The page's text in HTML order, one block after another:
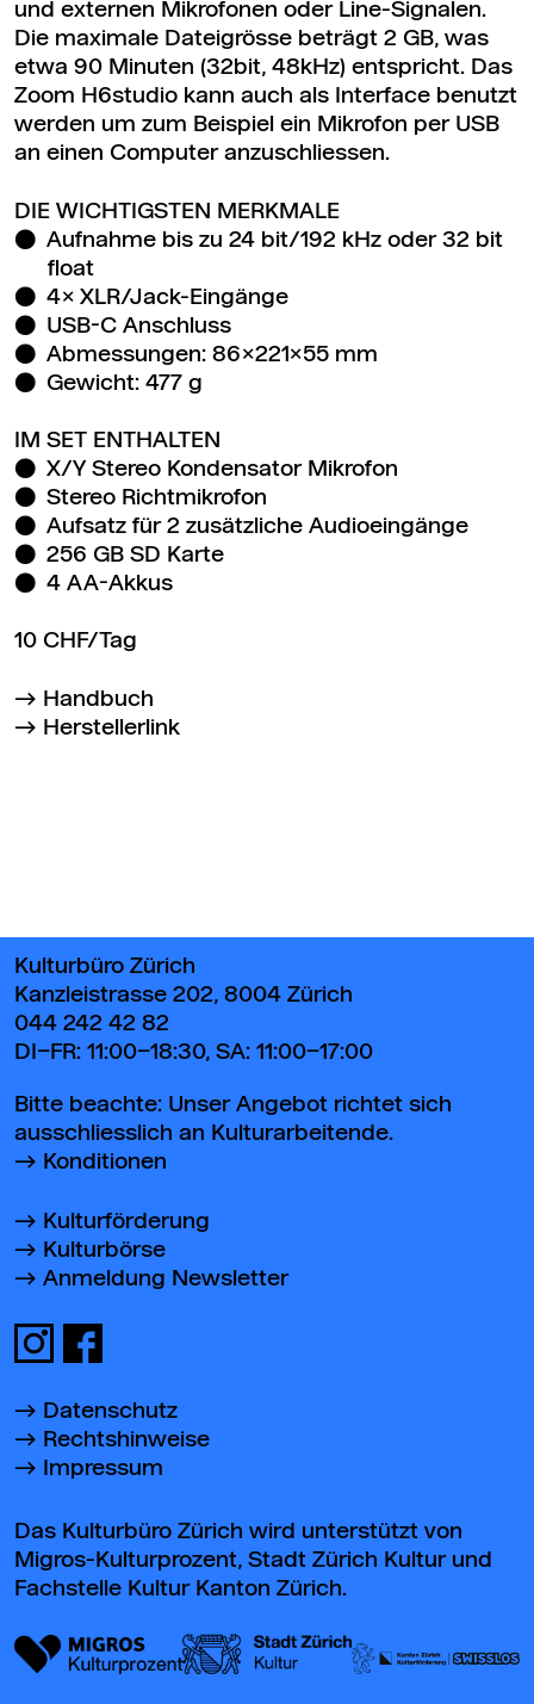
und externen Mikrofonen oder Line-Signalen.
Die maximale Dateigrösse beträgt 2 GB, was
etwa 90 Minuten (32bit, 48kHz) entspricht. Das
Zoom H6studio kann auch als Interface benutzt
werden um zum Beispiel ein Mikrofon per USB
an einen Computer anzuschliessen.
DIE WICHTIGSTEN MERKMALE
Aufnahme bis zu 24 bit/192 kHz oder 32 bit
float
4× XLR/Jack-Eingänge
USB-C Anschluss
Abmessungen: 86×221×55 mm
Gewicht: 477 g
IM SET ENTHALTEN
X/Y Stereo Kondensator Mikrofon
Stereo Richtmikrofon
Aufsatz für 2 zusätzliche Audioeingänge
256 GB SD Karte
4 AA-Akkus
10 CHF/Tag
Handbuch
Herstellerlink
Kulturbüro Zürich
Kanzleistrasse 202, 8004 Zürich
044 242 42 82
DI–FR: 11:00–18:30, SA: 11:00–17:00
Bitte beachte: Unser Angebot richtet sich
ausschliesslich an Kulturarbeitende.
Konditionen
Kulturförderung
Kulturbörse
Anmeldung Newsletter
Datenschutz
Rechtshinweise
Impressum
Das Kulturbüro Zürich wird unterstützt von
Migros-Kulturprozent, Stadt Zürich Kultur und
Fachstelle Kultur Kanton Zürich.